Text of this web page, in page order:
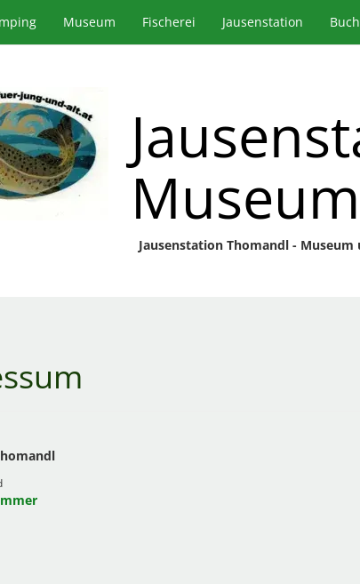
Museum Fischerei Jausenstation Buch
Jausenstation Thomandl -